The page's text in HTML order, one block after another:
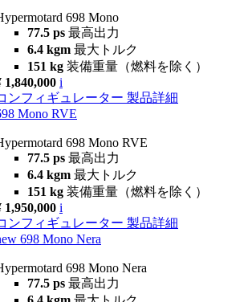
698 Mono
77.5 ps 最高出力
6.4 kgm 最大トルク
151 kg 装備重量（燃料を除く）
1,840,000 i
ンフィギュレーター 製品詳細
Mono RVE
698 Mono RVE
77.5 ps 最高出力
6.4 kgm 最大トルク
151 kg 装備重量（燃料を除く）
1,950,000 i
ンフィギュレーター 製品詳細
698 Mono Nera
698 Mono Nera
77.5 ps 最高出力